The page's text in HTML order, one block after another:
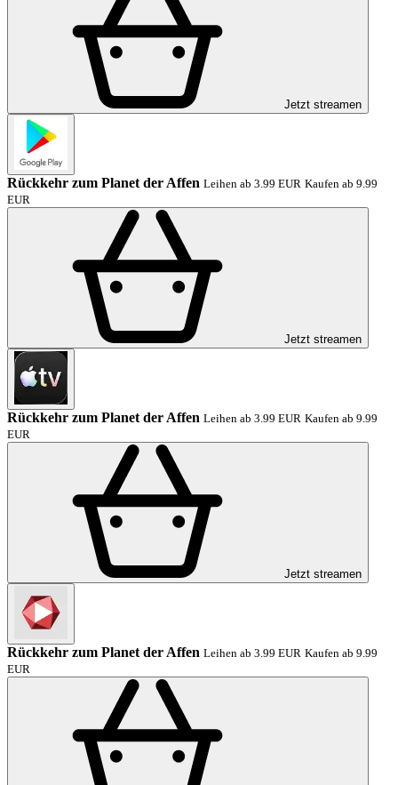
Jetzt streamen
Rückkehr zum Planet der Affen Leihen ab 3.99 EUR Kaufen ab 9.99
EUR
Jetzt streamen
Rückkehr zum Planet der Affen Leihen ab 3.99 EUR Kaufen ab 9.99
EUR
Jetzt streamen
Rückkehr zum Planet der Affen Leihen ab 3.99 EUR Kaufen ab 9.99
EUR